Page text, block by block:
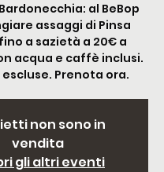
al BeBop
assaggi di Pinsa
a sazietà a 20€ a
acqua e caffè inclusi.
Prenota ora.
non sono in
vendita
gli altri eventi